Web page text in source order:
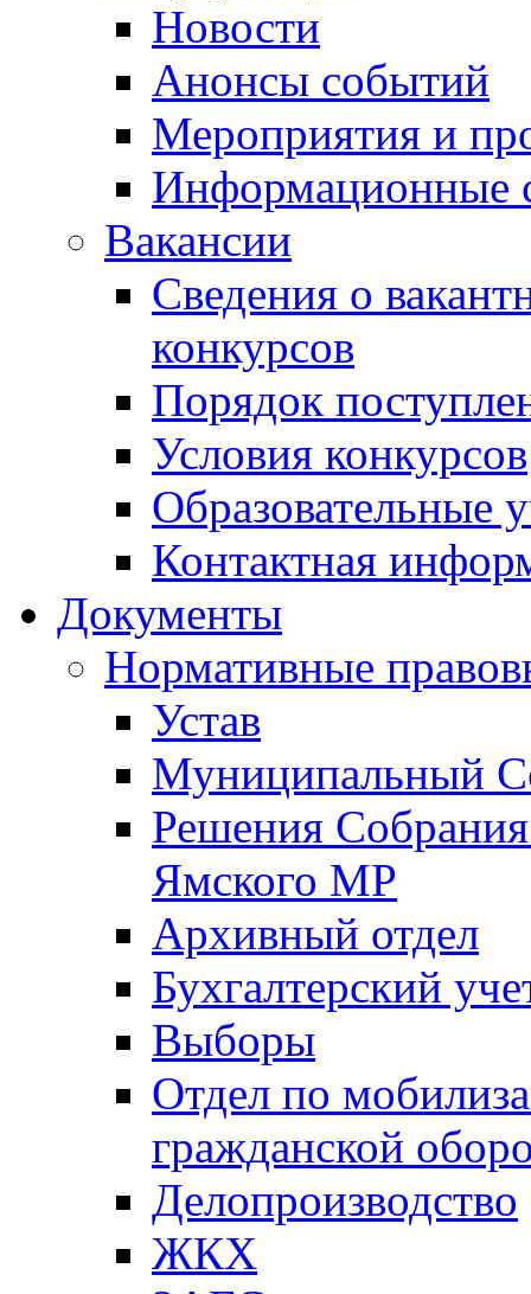
Новости
Анонсы событий
Мероприятия и
Информационные
Вакансии
Сведения о
конкурсов
Порядок
Условия конкурсов
Образовательные
Контактная
Документы
Нормативные
Устав
Муниципальный
Решения
Ямского МР
Архивный отдел
Бухгалтерский
Выборы
Отдел по
гражданской
Делопроизводство
ЖКХ